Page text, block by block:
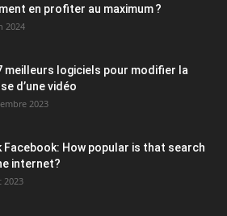
en profiter au maximum ?
2024
meilleurs logiciels pour modifier la
d’une vidéo
2023
Facebook: How popular is that search
internet?
2023